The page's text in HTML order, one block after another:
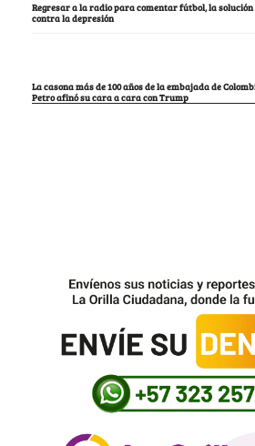
Regresar a la radio para comentar fútbol, la
contra la depresión
La casona más de 100 años de la embajada de
Petro afinó su cara a cara con Trump